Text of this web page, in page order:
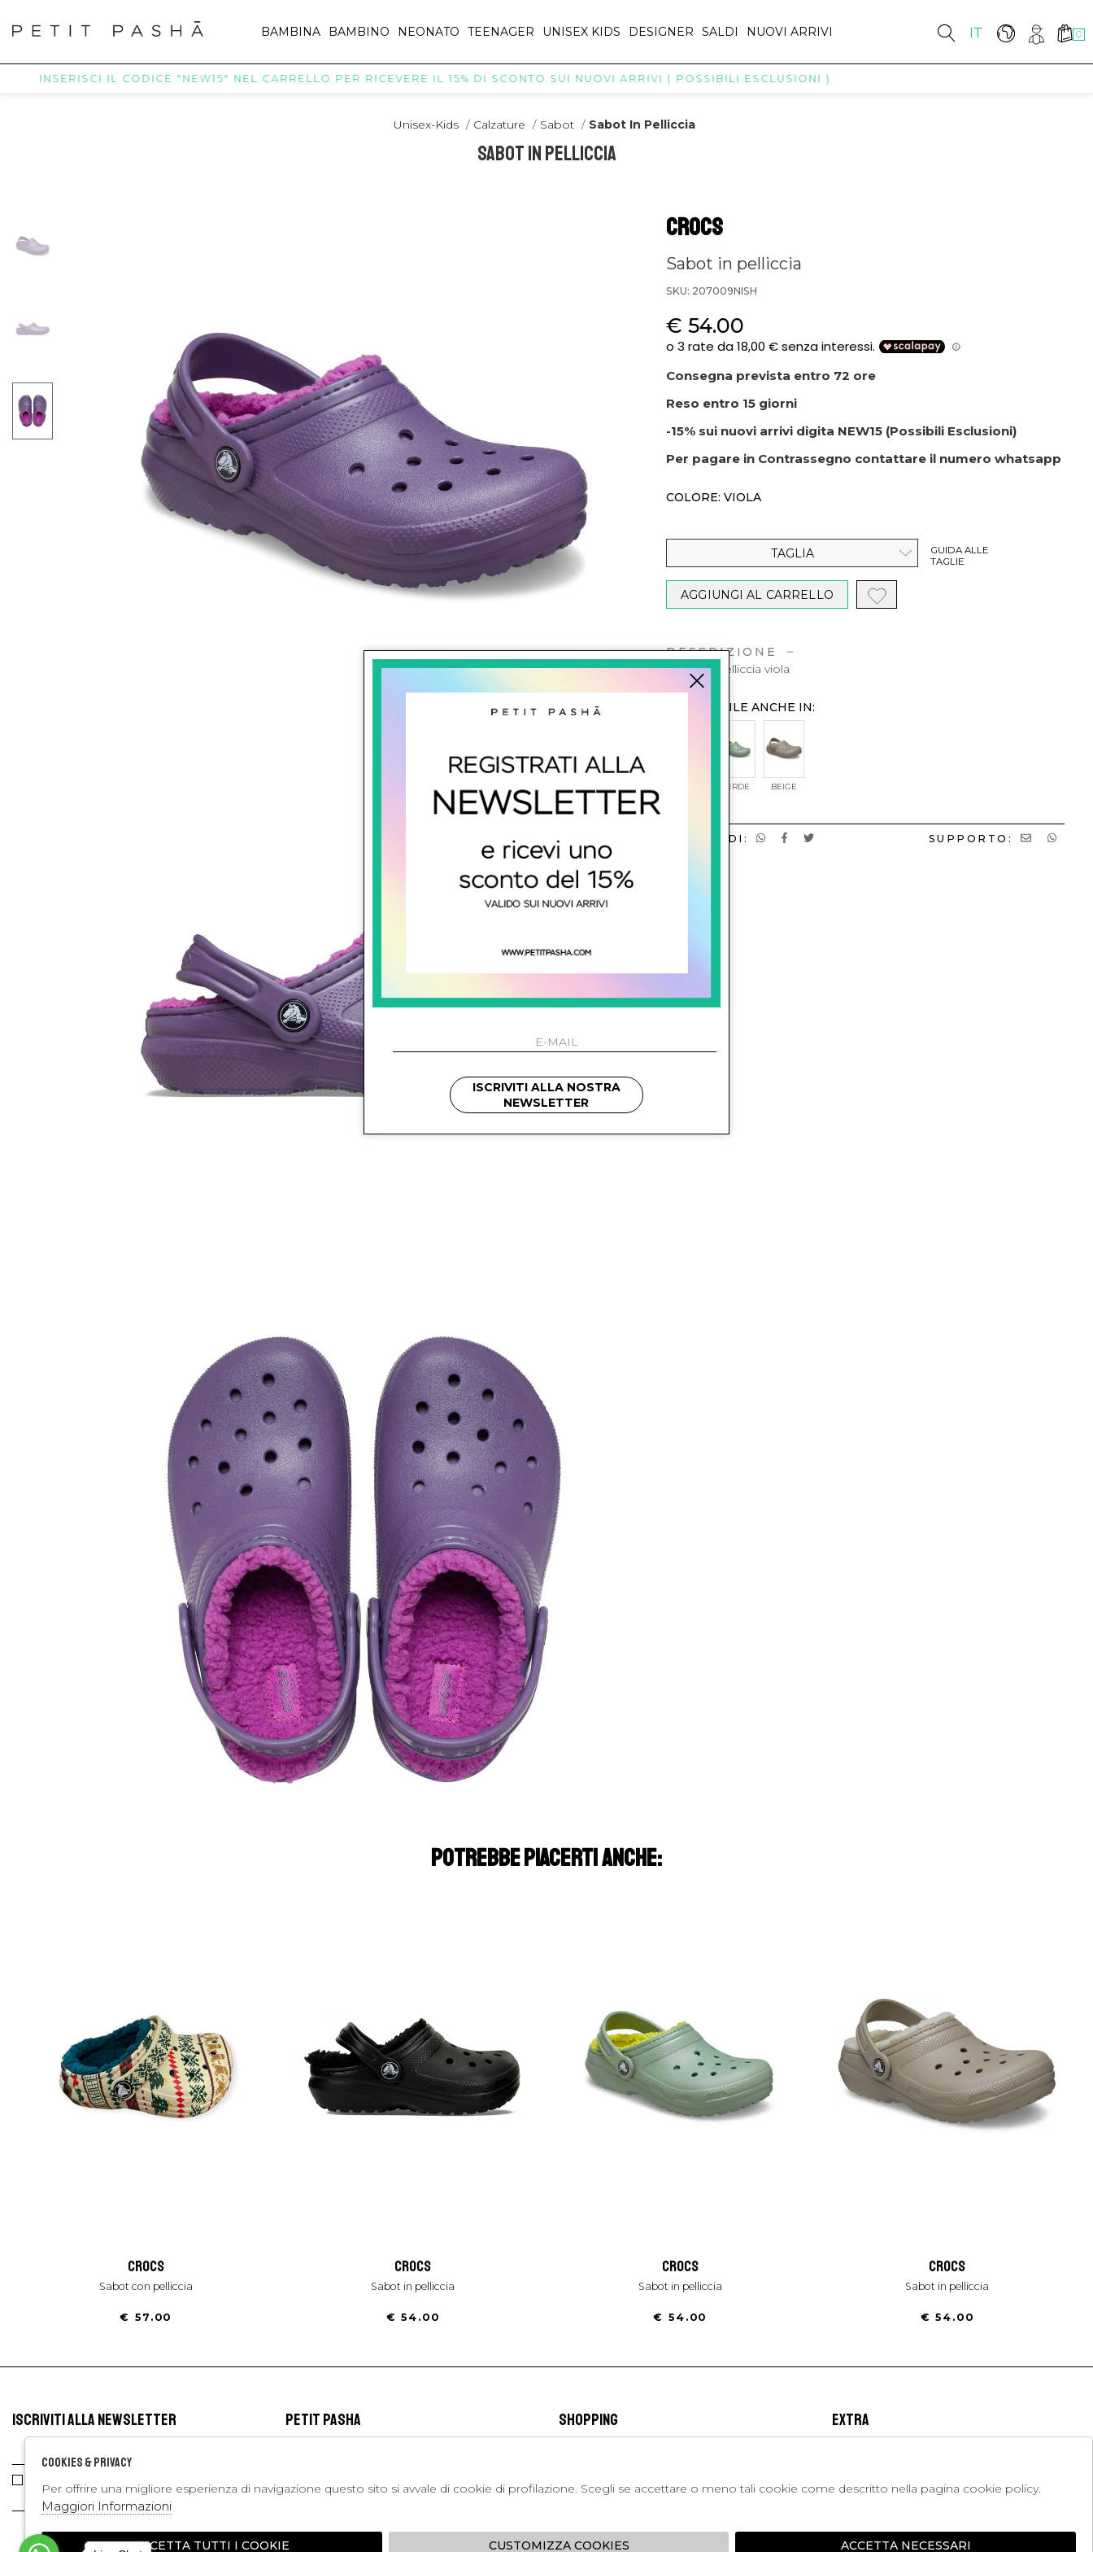
IT 0
BAMBINA BAMBINO NEONATO TEENAGER UNISEX KIDS DESIGNER SALDI NUOVI ARRIVI
INSERISCI IL CODICE "NEW15" NEL CARRELLO PER RICEVERE IL 15% DI SCONTO SUI NUOVI ARRIVI ( POSSIBILI ESCLUSIONI )
Unisex-Kids / Calzature / Sabot / Sabot In Pelliccia
Sabot In Pelliccia
CROCS
Sabot in pelliccia
SKU: 207009NISH
€ 54.00
Consegna prevista entro 72 ore
Reso entro 15 giorni
-15% sui nuovi arrivi digita NEW15 (Possibili Esclusioni)
Per pagare in Contrassegno contattare il numero whatsapp
COLORE: VIOLA
GUIDA ALLE
TAGLIE
TAGLIA
AGGIUNGI AL CARRELLO
DESCRIZIONE
Sabot in pelliccia viola
DISPONIBILE ANCHE IN:
VERDE BEIGE
CONDIVIDI: SUPPORTO:
POTREBBE PIACERTI ANCHE:
crocs
sabot con pelliccia
€ 57.00
crocs
sabot in pelliccia
€ 54.00
crocs
sabot in pelliccia
€ 54.00
crocs
sabot in pelliccia
€ 54.00
ISCRIVITI ALLA NEWSLETTER
privacy.
kids kids
PETIT PASHA
+39081643421
3770412066 , 3397314295
SHOPPING
Contatti
EXTRA
Termini e condizioni
ISCRIVITI ALLA NOSTRA
NEWSLETTER
Cookies & Privacy
Per offrire una migliore esperienza di navigazione questo sito si avvale di cookie di profilazione. Scegli se accettare o meno tali cookie come descritto nella pagina cookie policy.
Maggiori Informazioni
ACCETTA TUTTI I COOKIE CUSTOMIZZA COOKIES ACCETTA NECESSARI